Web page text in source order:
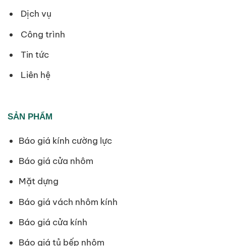
Dịch vụ
Công trình
Tin tức
Liên hệ
SẢN PHẨM
Báo giá kính cường lực
Báo giá cửa nhôm
Mặt dựng
Báo giá vách nhôm kính
Báo giá cửa kính
Báo giá tủ bếp nhôm